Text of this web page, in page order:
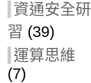
資通安全研
習 (39)
運算思維
(7)